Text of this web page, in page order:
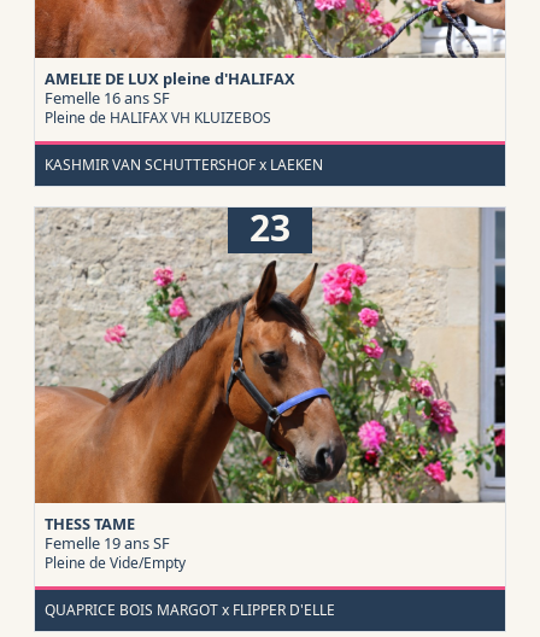
AMELIE DE LUX pleine d'HALIFAX
Femelle 16 ansSF
Pleine de HALIFAX VH KLUIZEBOS
KASHMIR VAN SCHUTTERSHOF x LAEKEN
23
THESS TAME
Femelle 19 ansSF
Pleine de Vide/Empty
QUAPRICE BOIS MARGOT x FLIPPER D'ELLE